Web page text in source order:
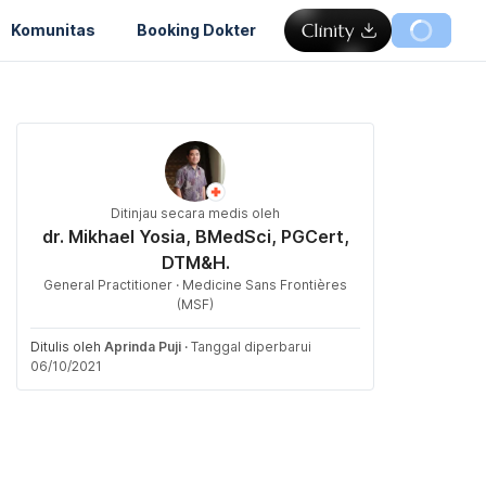
Komunitas Booking Dokter
Ditinjau secara medis oleh
dr. Mikhael Yosia, BMedSci, PGCert,
DTM&H.
General Practitioner · Medicine Sans Frontières
(MSF)
Ditulis oleh Aprinda Puji · Tanggal diperbarui
06/10/2021